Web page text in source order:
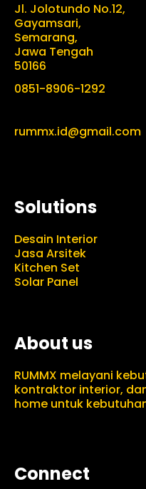
Jl. Jolotundo No.12,
Gayamsari,
Semarang,
Jawa Tengah
50166
0851-8906-1292
rummx.id@gmail.com
Solutions
Desain Interior
Jasa Arsitek
Kitchen Set
Solar Panel
About us
RUMMX melayani
kontraktor interior,
home untuk
Connect